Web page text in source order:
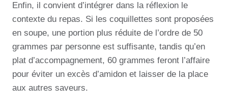
Enfin, il convient d’intégrer dans la réflexion le
contexte du repas. Si les coquillettes sont proposées
en soupe, une portion plus réduite de l’ordre de 50
grammes par personne est suffisante, tandis qu’en
plat d’accompagnement, 60 grammes feront l’affaire
pour éviter un excès d’amidon et laisser de la place
aux autres saveurs.